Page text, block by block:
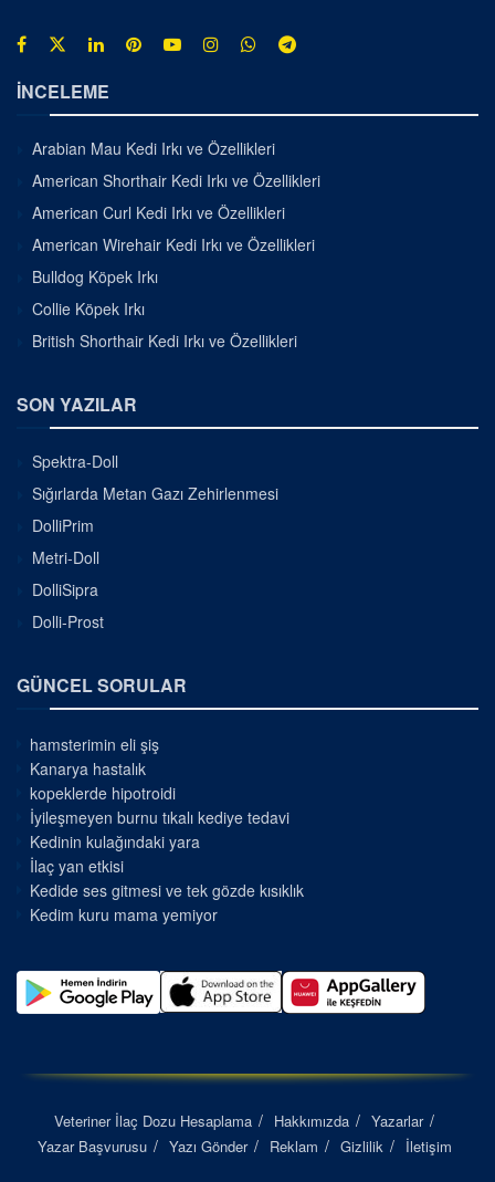
İNCELEME
Arabian Mau Kedi Irkı ve Özellikleri
American Shorthair Kedi Irkı ve Özellikleri
American Curl Kedi Irkı ve Özellikleri
American Wirehair Kedi Irkı ve Özellikleri
Bulldog Köpek Irkı
Collie Köpek Irkı
British Shorthair Kedi Irkı ve Özellikleri
SON YAZILAR
Spektra-Doll
Sığırlarda Metan Gazı Zehirlenmesi
DolliPrim
Metri-Doll
DolliSipra
Dolli-Prost
GÜNCEL SORULAR
hamsterimin eli şiş
Kanarya hastalık
kopeklerde hipotroidi
İyileşmeyen burnu tıkalı kediye tedavi
Kedinin kulağındaki yara
İlaç yan etkisi
Kedide ses gitmesi ve tek gözde kısıklık
Kedim kuru mama yemiyor
Veteriner İlaç Dozu Hesaplama Hakkımızda
Yazarlar
Yazar Başvurusu
Yazı Gönder Reklam Gizlilik İletişim